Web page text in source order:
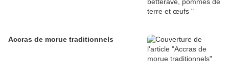
Accras de morue traditionnels